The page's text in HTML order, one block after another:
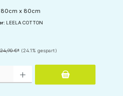
80cm x 80cm
LEELA COTTON
24,90 €* (24.1% gespart)